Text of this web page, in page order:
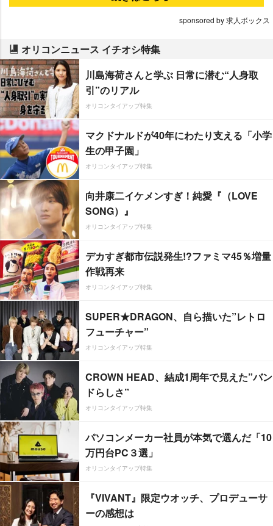
sponsored by 求人ボックス
オリコンニュース イチオシ特集
川島海荷さんと学ぶ 日常に潜む“人身取
引”のリアル
オリコンタイアップ特集
マクドナルドが40年にわたり支える「小学
生の甲子園」
オリコンタイアップ特集
向井康二イケメンすぎ！純愛『（LOVE
SONG）』
オリコンタイアップ特集
デカすぎ都市伝説発生!?ファミマ45％増量
作戦再来
オリコンタイアップ特集
SUPER★DRAGON、自ら描いた”レトロ
フューチャー”
オリコンタイアップ特集
CROWN HEAD、結成1周年で見えた”バン
ドらしさ”
オリコンタイアップ特集
パソコンメーカー社員が本気で選んだ「10
万円台PC３選」
オリコンタイアップ特集
『VIVANT』限定ウオッチ、プロデューサ
ーの感想は